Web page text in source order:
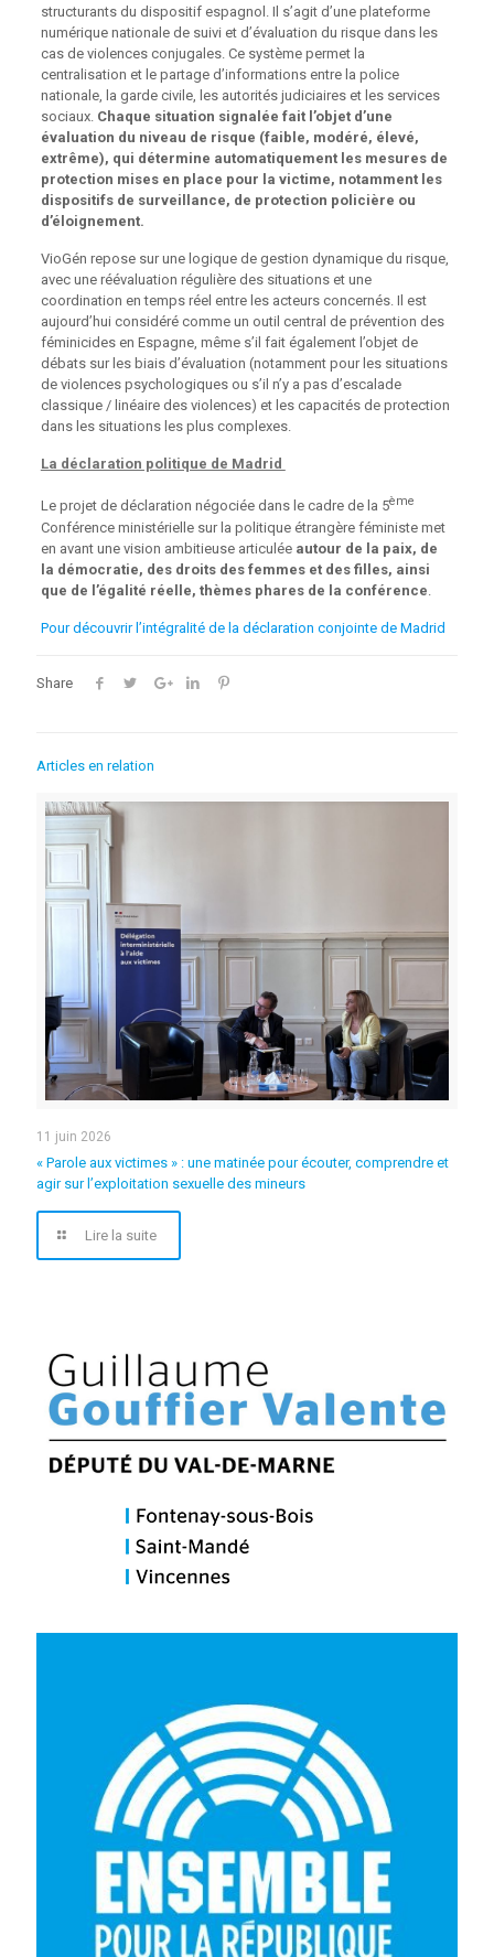
structurants du dispositif espagnol. Il s’agit d’une plateforme
numérique nationale de suivi et d’évaluation du risque dans les
cas de violences conjugales. Ce système permet la
centralisation et le partage d’informations entre la police
nationale, la garde civile, les autorités judiciaires et les services
sociaux. Chaque situation signalée fait l’objet d’une
évaluation du niveau de risque (faible, modéré, élevé,
extrême), qui détermine automatiquement les mesures de
protection mises en place pour la victime, notamment les
dispositifs de surveillance, de protection policière ou
d’éloignement.
VioGén repose sur une logique de gestion dynamique du risque,
avec une réévaluation régulière des situations et une
coordination en temps réel entre les acteurs concernés. Il est
aujourd’hui considéré comme un outil central de prévention des
féminicides en Espagne, même s’il fait également l’objet de
débats sur les biais d’évaluation (notamment pour les situations
de violences psychologiques ou s’il n’y a pas d’escalade
classique / linéaire des violences) et les capacités de protection
dans les situations les plus complexes.
La déclaration politique de Madrid
Le projet de déclaration négociée dans le cadre de la 5ème
Conférence ministérielle sur la politique étrangère féministe met
en avant une vision ambitieuse articulée autour de la paix, de
la démocratie, des droits des femmes et des filles, ainsi
que de l’égalité réelle, thèmes phares de la conférence
Pour découvrir l’intégralité de la déclaration conjointe de Madrid
Share
Articles en relation
11 juin 2026
« Parole aux victimes » : une matinée pour écouter, comprendre et
agir sur l’exploitation sexuelle des mineurs
Lire la suite